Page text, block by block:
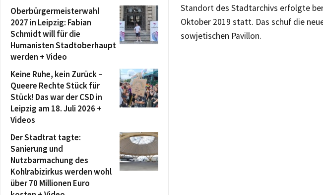
Standort des Stadtarchivs erfolgte
Oktober 2019 statt. Das schuf die
sowjetischen Pavillon.
Oberbürgermeisterwahl
2027 in Leipzig: Fabian
Schmidt will für die
Humanisten Stadtoberhaupt
werden + Video
Keine Ruhe, kein Zurück –
Queere Rechte Stück für
Stück! Das war der CSD in
Leipzig am 18. Juli 2026 +
Videos
Der Stadtrat tagte:
Sanierung und
Nutzbarmachung des
Kohlrabizirkus werden wohl
über 70 Millionen Euro